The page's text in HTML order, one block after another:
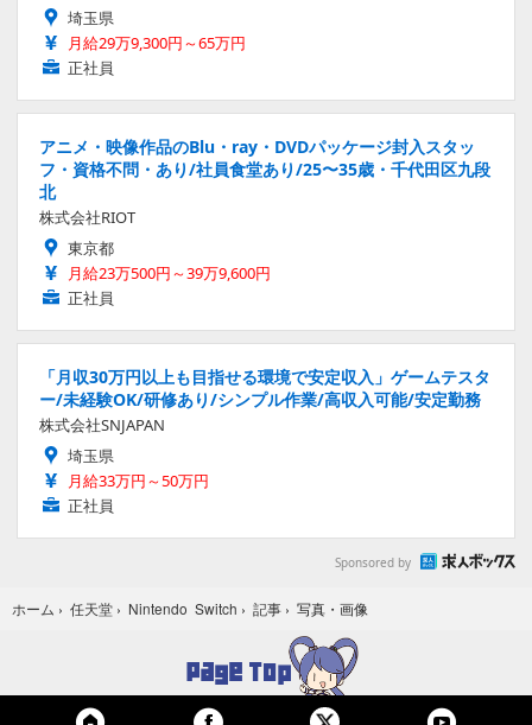
埼玉県
月給29万9,300円～65万円
正社員
アニメ・映像作品のBlu・ray・DVDパッケージ封入スタッ
フ・資格不問・あり/社員食堂あり/25〜35歳・千代田区九段
北
株式会社RIOT
東京都
月給23万500円～39万9,600円
正社員
「月収30万円以上も目指せる環境で安定収入」ゲームテスタ
ー/未経験OK/研修あり/シンプル作業/高収入可能/安定勤務
株式会社SNJAPAN
埼玉県
月給33万円～50万円
正社員
Sponsored by
ホーム › 任天堂 › Nintendo Switch › 記事 › 写真・画像